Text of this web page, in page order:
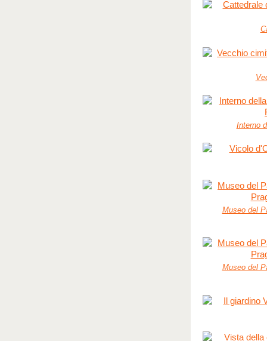
Interno
Museo del
Museo del